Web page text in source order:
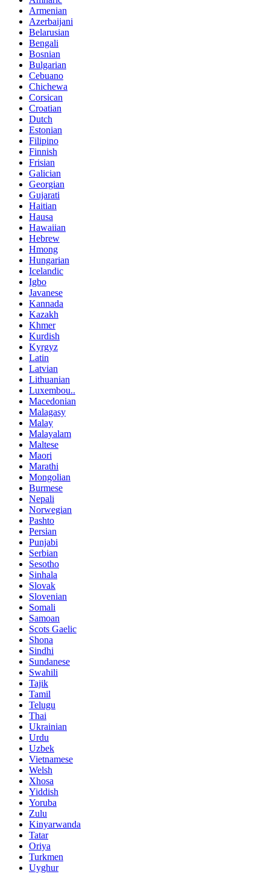
Armenian
Azerbaijani
Belarusian
Bengali
Bosnian
Bulgarian
Cebuano
Chichewa
Corsican
Croatian
Dutch
Estonian
Filipino
Finnish
Frisian
Galician
Georgian
Gujarati
Haitian
Hausa
Hawaiian
Hebrew
Hmong
Hungarian
Icelandic
Igbo
Javanese
Kannada
Kazakh
Khmer
Kurdish
Kyrgyz
Latin
Latvian
Lithuanian
Luxembou..
Macedonian
Malagasy
Malay
Malayalam
Maltese
Maori
Marathi
Mongolian
Burmese
Nepali
Norwegian
Pashto
Persian
Punjabi
Serbian
Sesotho
Sinhala
Slovak
Slovenian
Somali
Samoan
Scots Gaelic
Shona
Sindhi
Sundanese
Swahili
Tajik
Tamil
Telugu
Thai
Ukrainian
Urdu
Uzbek
Vietnamese
Welsh
Xhosa
Yiddish
Yoruba
Zulu
Kinyarwanda
Tatar
Oriya
Turkmen
Uyghur